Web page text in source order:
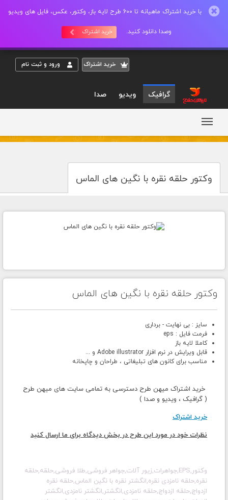
با خرید اشتراک ماهیانه تا 600 طرح لایه باز، وکتور، عکس، فایل های ویدیو
وصدا دانلود کنید. خرید اشتراک
خريد اشتراک ورود و ثبت نام
گرافیک ویدیو صدا
وکتور حلقه نقره با نگین های الماس
وکتور حلقه نقره با نگین های الماس
سایز : بی نهایت - برداری
فرمت فایل : eps
کاملا لایه باز
قابل ویرایش در نرم افزار Adobe illustrator و ...
مناسب برای کانون های تبلیغاتی ، طراحان و چاپخانه
خرید اشتراک میهن طرح دسترسی به تمامی سایت های میهن طرح
( گرافیک ، ویدیو و صدا )
خرید اشتراک
نظرات خود در مورد این طرح در بخش دیدگاه برای ما ارسال کنید
وکتور,EPS,جواهرات,زیور آلات,جواهر فروشی,طلا فروشی,حلقه,حلقه
نقره,حلقه نامزدی نقره,انگشتر نقره با نگین الماس,حلقه نقره
ازدواج,حلقه ازدواج,حلقه نامزدی,انگشتر,انگشتر نامزدی,انگشتر